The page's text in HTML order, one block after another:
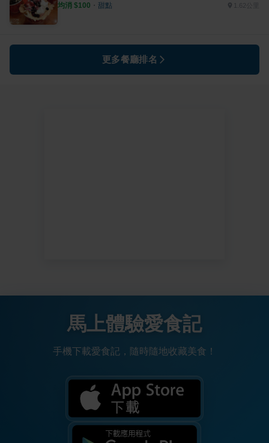
均消 $100 ・ 甜點
更多餐廳排名
馬上體驗愛食記
手機下載愛食記，隨時隨地收藏美食！